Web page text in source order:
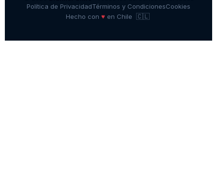
Política de PrivacidadTérminos y CondicionesCookies
Hecho con ♥en Chile 🇨🇱